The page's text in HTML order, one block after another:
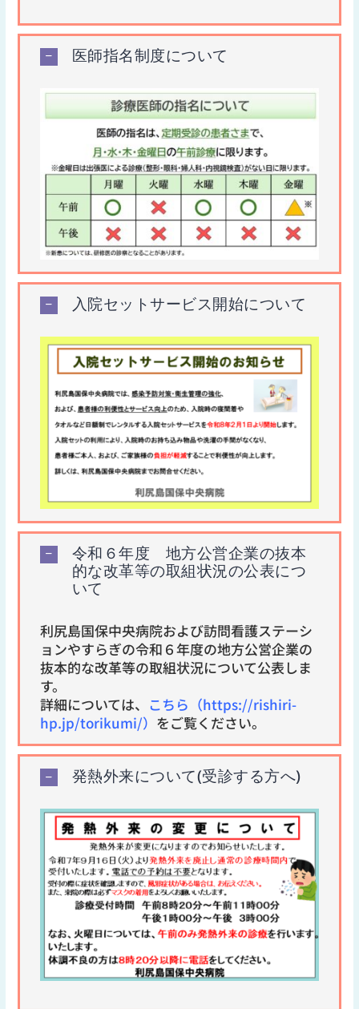
医師指名制度について
入院セットサービス開始について
令和６年度 地方公営企業の抜本
的な改革等の取組状況の公表につ
いて
利尻島国保中央病院および訪問看護ステーシ
ョンやすらぎの令和６年度の地方公営企業の
抜本的な改革等の取組状況について公表しま
す。
詳細については、 こちら（https://rishiri-
hp.jp/torikumi/） をご覧ください。
発熱外来について(受診する方へ)